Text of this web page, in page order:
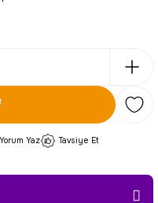
Yorum Yaz Tavsiye Et